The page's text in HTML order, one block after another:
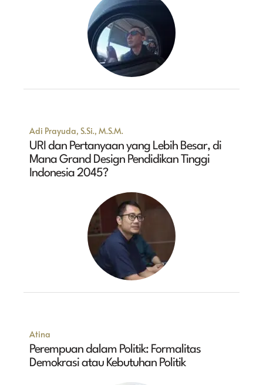
Adi Prayuda, S.Si., M.S.M.
URI dan Pertanyaan yang Lebih Besar, di
Mana Grand Design Pendidikan Tinggi
Indonesia 2045?
Atina
Perempuan dalam Politik: Formalitas
Demokrasi atau Kebutuhan Politik